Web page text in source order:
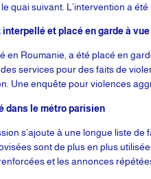
quai suivant. L’intervention a
interpellé et placé en garde à vue
en Roumanie, a été placé en
services pour des faits de
Une enquête pour violences
dans le métro parisien
s’ajoute à une longue liste
sont de plus en plus
et les annonces